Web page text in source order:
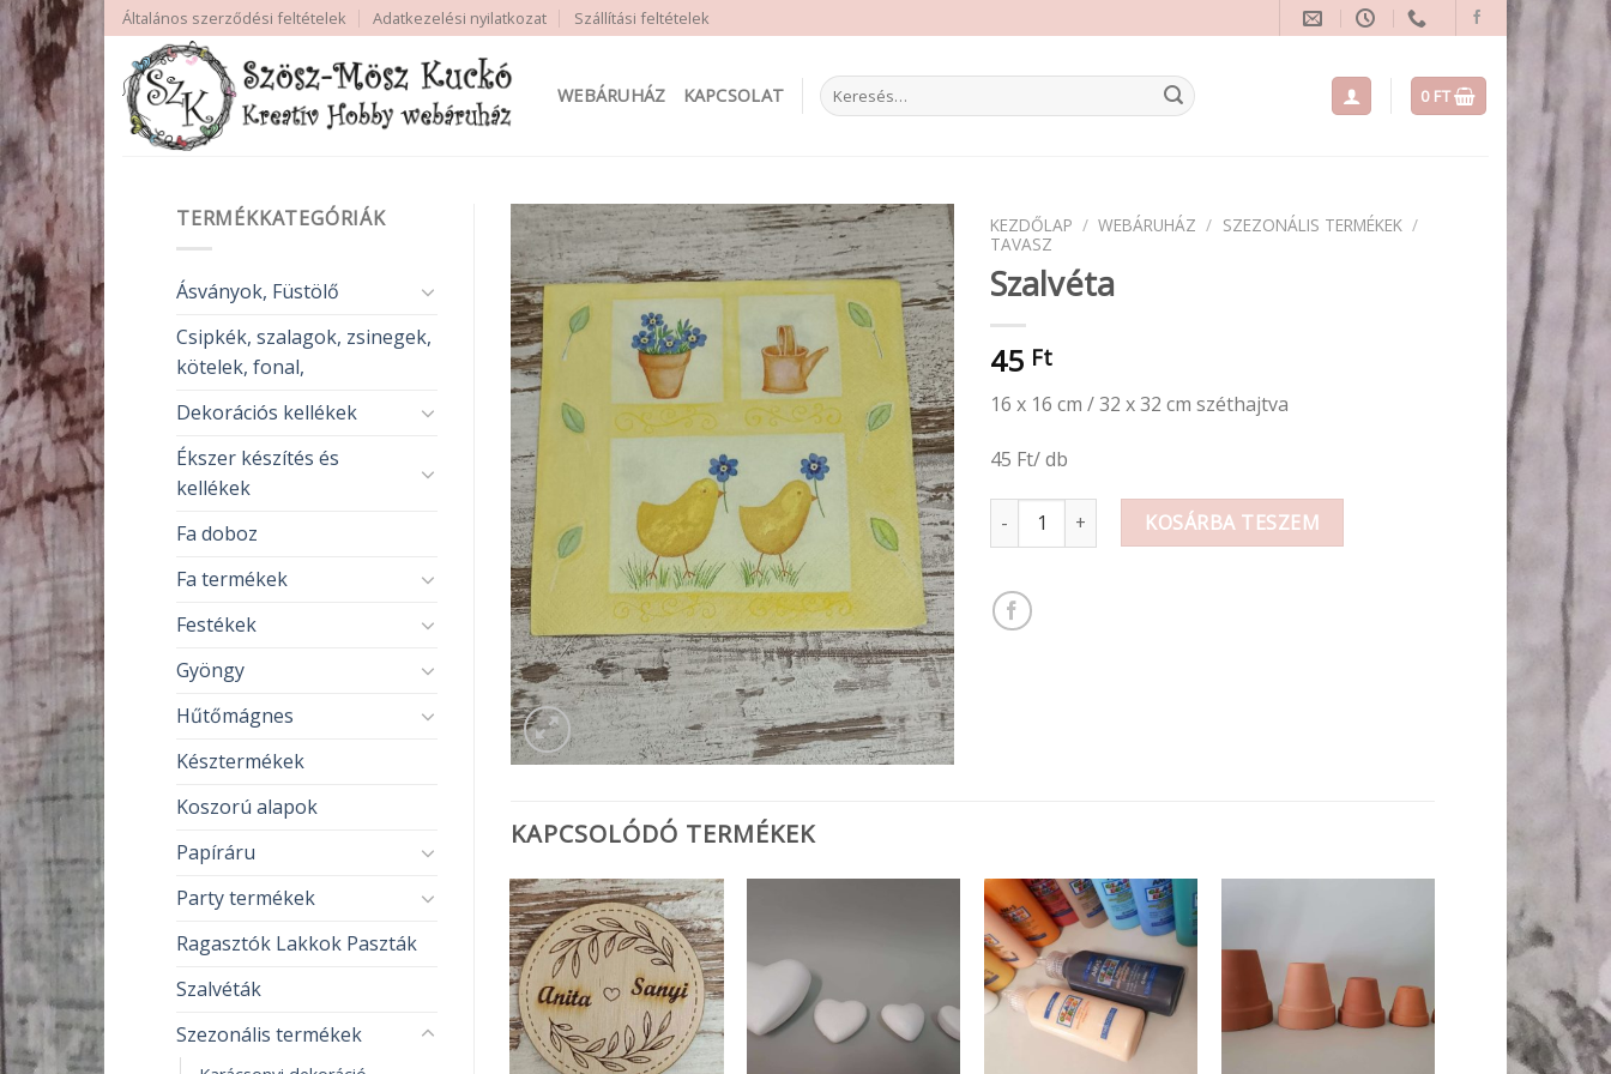
Skip
to
content
Általános szerződési feltételek Adatkezelési nyilatkozat Szállítási feltételek
WEBÁRUHÁZ KAPCSOLAT
Keresés
a
0 FT
TERMÉKKATEGÓRIÁK
Ásványok, Füstölő
Csipkék, szalagok, zsinegek,
kötelek, fonal,
Dekorációs kellékek
Ékszer készítés és
kellékek
Fa doboz
Fa termékek
Festékek
Gyöngy
Hűtőmágnes
Késztermékek
Koszorú alapok
Papíráru
Party termékek
Ragasztók Lakkok Paszták
Szalvéták
Szezonális termékek
KEZDŐLAP / WEBÁRUHÁZ / SZEZONÁLIS TERMÉKEK /
TAVASZ
Szalvéta
45 Ft
16 x 16 cm / 32 x 32 cm széthajtva
45 Ft/ db
Szalvéta mennyiség KOSÁRBA TESZEM
KAPCSOLÓDÓ TERMÉKEK